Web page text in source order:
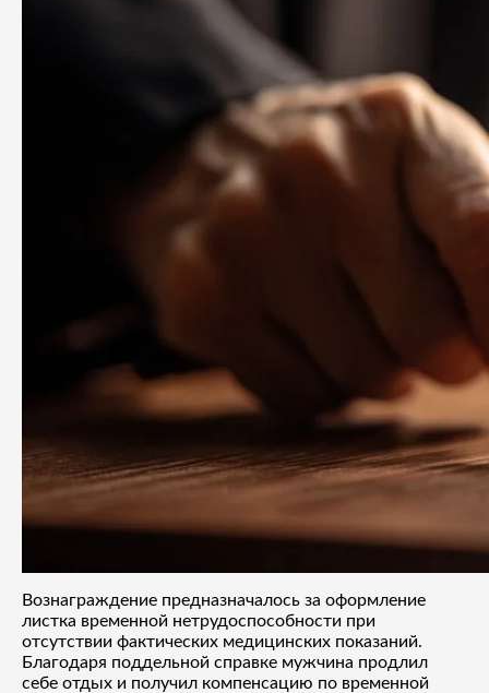
Вознаграждение предназначалось за оформление
листка временной нетрудоспособности при
отсутствии фактических медицинских показаний.
Благодаря поддельной справке мужчина продлил
себе отдых и получил компенсацию по временной